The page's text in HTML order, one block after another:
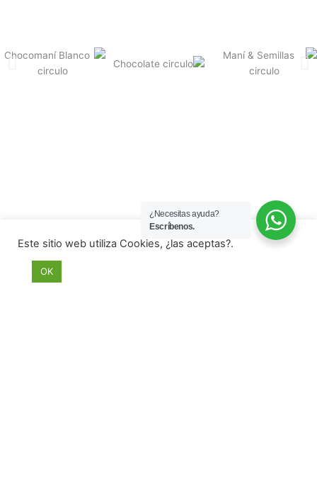
Este sitio web utiliza Cookies, ¿las aceptas?.
OK
¿Necesitas ayuda?
Escríbenos.